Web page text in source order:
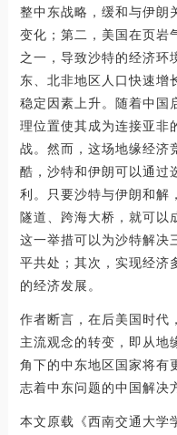
整中东战略，缓和与伊朗
变化；第二，美国在页岩
之一，导致沙特的经济环
东、北非地区人口快速增
稳定因素上升。随着中国
理位置使其成为连接亚非
战。然而，这场地缘经济
酷，沙特和伊朗可以通过
利。只要沙特与伊朗和解
隧道、跨海大桥，就可以
这一举措可以为沙特解决
平共处；其次，实现经济
的经济发展。
作者断言，在后美国时代
主流观念的转变，即从地
角下的中东地区国家将有
志着中东问题的中国解决
本文原载《西南交通大学